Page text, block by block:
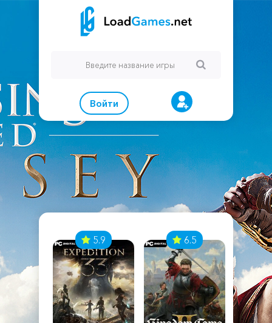
Войти
5.9 6.5